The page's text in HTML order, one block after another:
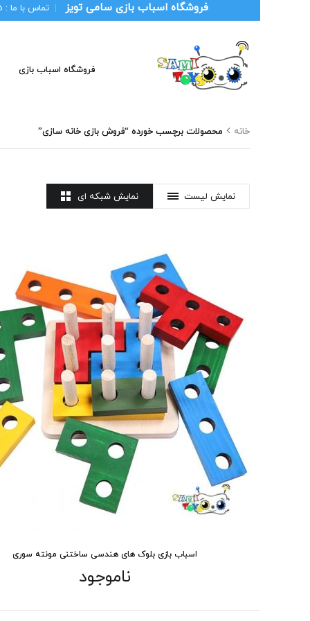
فروشگاه اسباب بازی سامی تویز | تماس با ما :
فروشگاه اسباب بازی
خانه محصولات برچسب خورده “فروش بازی خانه سازی”
نمایش شبکه ای نمایش لیست
اسباب بازی بلوک های هندسی ساختنی مونته سوری
ناموجود